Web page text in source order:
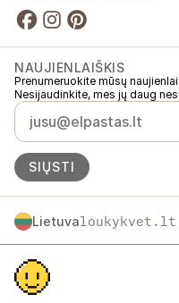
NAUJIENLAIŠKIS
Prenumeruokite mūsų
Nesijaudinkite, mes jų daug
SIŲSTI
Lietuvaloukykvet.lt
Česko
Slovensko
Polska
Österreich
Loukykvět s.r.o. yra registruota
registre, C skyrius, byla 268616.